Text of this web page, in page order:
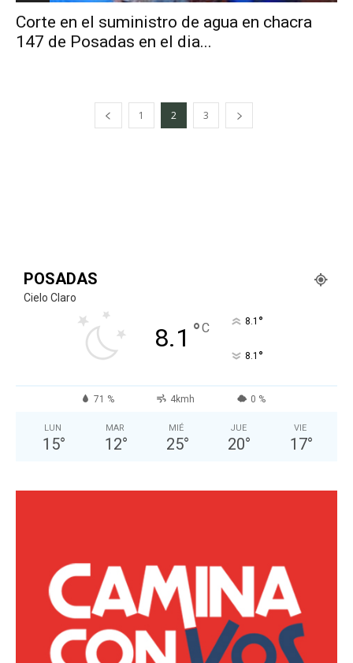
Corte en el suministro de agua en chacra
147 de Posadas en el dia...
1 2 3
POSADAS
Cielo Claro
8.1 °C 8.1 °
8.1 °
71 % 4kmh 0 %
LUN
15°
MAR
12°
MIÉ
25°
JUE
20°
VIE
17°